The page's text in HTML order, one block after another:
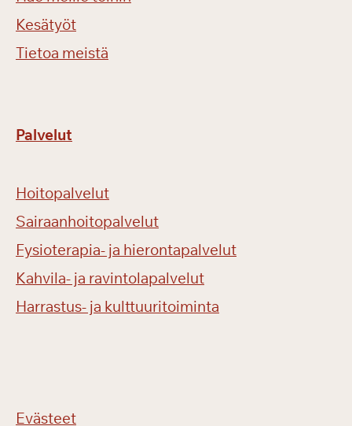
Kesätyöt
Tietoa meistä
Palvelut
Hoitopalvelut
Sairaanhoitopalvelut
Fysioterapia- ja hierontapalvelut
Kahvila- ja ravintolapalvelut
Harrastus- ja kulttuuritoiminta
Evästeet